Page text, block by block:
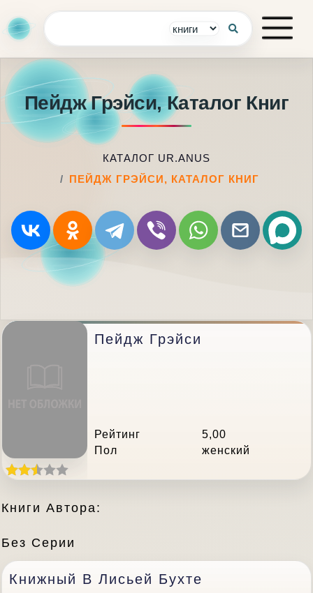
Пейдж Грэйси, Каталог Книг
КАТАЛОГ UR.ANUS
ПЕЙДЖ ГРЭЙСИ, КАТАЛОГ КНИГ
Пейдж Грэйси
Рейтинг
5,00
Пол
женский
Книги Автора:
Без Серии
Книжный В Лисьей Бухте